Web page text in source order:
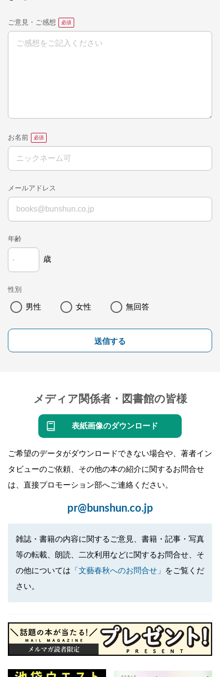
ご意見・ご感想
お名前
メールアドレス
年齢
歳
性別
男性 女性 無回答
送信する
メディア関係者・図書館の皆様
表紙画像のダウンロード
ご希望のデータがダウンロードできない場合や、著者イン
タビューのご依頼、その他の本の紹介に関するお問合せ
は、直接プロモーション部へご連絡ください。
pr@bunshun.co.jp
雑誌・書籍の内容に関するご意見、書籍・記事・写真
等の転載、朗読、二次利用などに関するお問合せ、そ
の他については 「文藝春秋へのお問合せ」
をご覧くだ
さい。